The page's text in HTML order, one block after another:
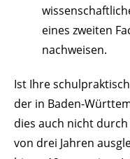
eines zweiten
nachweisen.
Ist Ihre
der in Baden-
dies auch nicht
von drei Jahren